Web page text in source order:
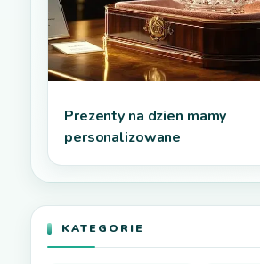
Prezenty na dzien mamy
personalizowane
KATEGORIE